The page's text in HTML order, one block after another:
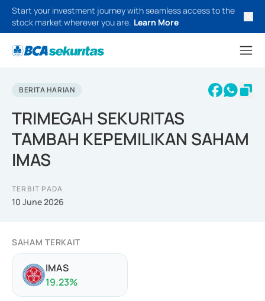
Start your investment journey with seamless access to the
stock market wherever you are. Learn More
BERITA HARIAN
TRIMEGAH SEKURITAS
TAMBAH KEPEMILIKAN SAHAM
IMAS
TERBIT PADA
10 June 2026
SAHAM TERKAIT
IMAS
19.23%